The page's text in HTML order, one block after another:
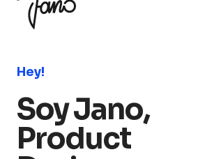
Hey!
Soy Jano,
Product